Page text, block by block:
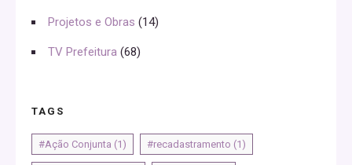
Projetos e Obras (14)
TV Prefeitura (68)
TAGS
#Ação Conjunta (1) #recadastramento (1)